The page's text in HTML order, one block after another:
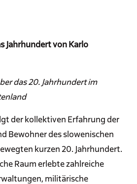
Jahrhundert von Karlo
das 20. Jahrhundert im
der kollektiven Erfahrung der
Bewohner des slowenischen
kurzen 20. Jahrhundert.
Raum erlebte zahlreiche
militärische